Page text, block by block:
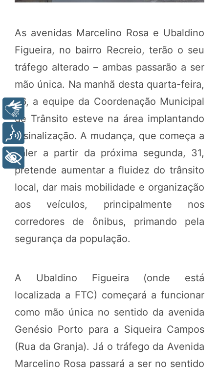
As avenidas Marcelino Rosa e Ubaldino
Figueira, no bairro Recreio, terão o seu
tráfego alterado – ambas passarão a ser
mão única. Na manhã desta quarta-feira,
26, a equipe da Coordenação Municipal
de Trânsito esteve na área implantando
a sinalização. A mudança, que começa a
valer a partir da próxima segunda, 31,
pretende aumentar a fluidez do trânsito
local, dar mais mobilidade e organização
aos veículos, principalmente nos
corredores de ônibus, primando pela
segurança da população.
A Ubaldino Figueira (onde está
localizada a FTC) começará a funcionar
como mão única no sentido da avenida
Genésio Porto para a Siqueira Campos
(Rua da Granja). Já o tráfego da Avenida
Marcelino Rosa passará a ser no sentido
Libras
Voz
+ Acessibilidade